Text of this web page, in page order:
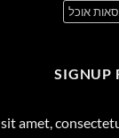
אוכל
SIGNUP
amet,